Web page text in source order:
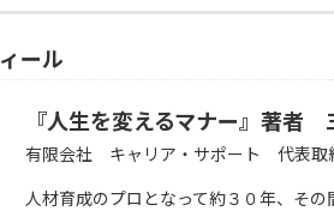
ール
『人生を変えるマナー』著者
有限会社 キャリア・サポート 代表取
人材育成のプロとなって約３０年、その